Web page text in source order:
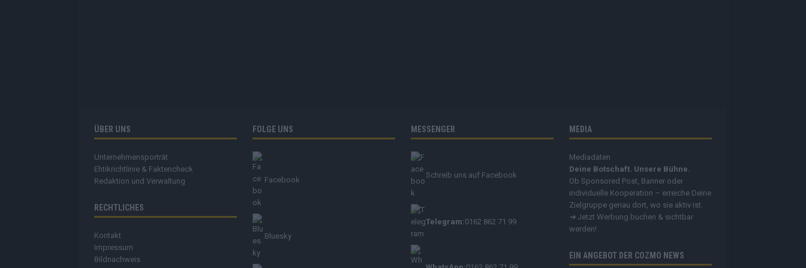
ÜBER UNS
Unternehmensporträt
Ehtikrichtlinie & Faktencheck
Redaktion und Verwaltung
RECHTLICHES
Kontakt
Impressum
Bildnachweis
FOLGE UNS
Facebook
Bluesky
MESSENGER
Schreib uns auf Facebook
Telegram:0162 862 71 99
MEDIA
Mediadaten
Deine Botschaft. Unsere Bühne.
Ob Sponsored Post, Banner oder
individuelle Kooperation – erreiche Deine
Zielgruppe genau dort, wo sie aktiv ist.
➔ Jetzt Werbung buchen & sichtbar
werden!
EIN ANGEBOT DER COZMO NEWS